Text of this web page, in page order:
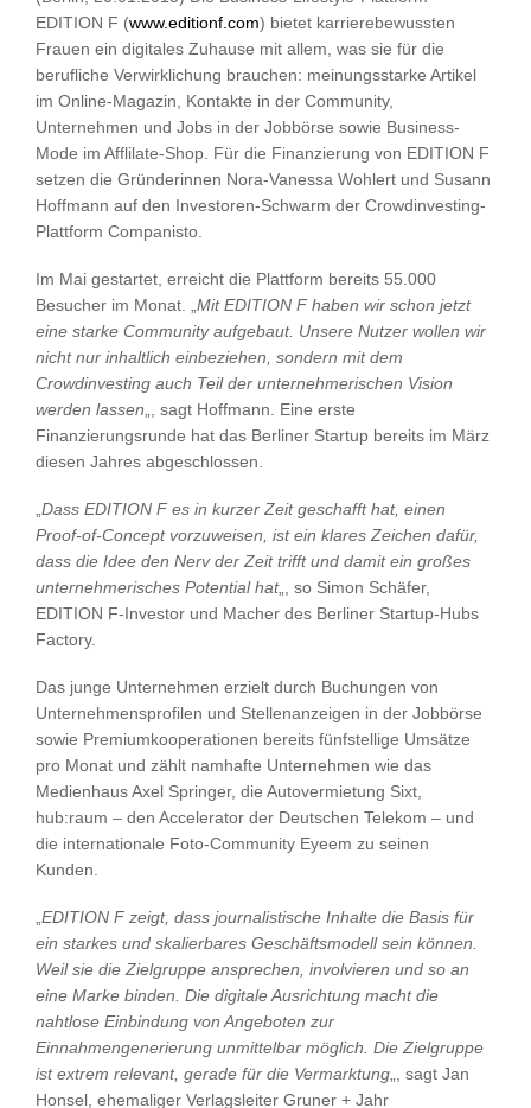
EDITION F (www.editionf.com) bietet karrierebewussten
Frauen ein digitales Zuhause mit allem, was sie für die
berufliche Verwirklichung brauchen: meinungsstarke Artikel
im Online-Magazin, Kontakte in der Community,
Unternehmen und Jobs in der Jobbörse sowie Business-
Mode im Afflilate-Shop. Für die Finanzierung von EDITION F
setzen die Gründerinnen Nora-Vanessa Wohlert und Susann
Hoffmann auf den Investoren-Schwarm der Crowdinvesting-
Plattform Companisto.
Im Mai gestartet, erreicht die Plattform bereits 55.000
Besucher im Monat. „ Mit EDITION F haben wir schon jetzt
eine starke Community aufgebaut. Unsere Nutzer wollen wir
nicht nur inhaltlich einbeziehen, sondern mit dem
Crowdinvesting auch Teil der unternehmerischen Vision
werden lassen „, sagt Hoffmann. Eine erste
Finanzierungsrunde hat das Berliner Startup bereits im März
diesen Jahres abgeschlossen.
Dass EDITION F es in kurzer Zeit geschafft hat, einen
Proof-of-Concept vorzuweisen, ist ein klares Zeichen dafür,
dass die Idee den Nerv der Zeit trifft und damit ein großes
unternehmerisches Potential hat„, so Simon Schäfer,
EDITION F-Investor und Macher des Berliner Startup-Hubs
Factory.
Das junge Unternehmen erzielt durch Buchungen von
Unternehmensprofilen und Stellenanzeigen in der Jobbörse
sowie Premiumkooperationen bereits fünfstellige Umsätze
pro Monat und zählt namhafte Unternehmen wie das
Medienhaus Axel Springer, die Autovermietung Sixt,
hub:raum – den Accelerator der Deutschen Telekom – und
die internationale Foto-Community Eyeem zu seinen
Kunden.
EDITION F zeigt, dass journalistische Inhalte die Basis für
ein starkes und skalierbares Geschäftsmodell sein können.
Weil sie die Zielgruppe ansprechen, involvieren und so an
eine Marke binden. Die digitale Ausrichtung macht die
nahtlose Einbindung von Angeboten zur
Einnahmengenerierung unmittelbar möglich. Die Zielgruppe
ist extrem relevant, gerade für die Vermarktung „, sagt Jan
Honsel, ehemaliger Verlagsleiter Gruner + Jahr